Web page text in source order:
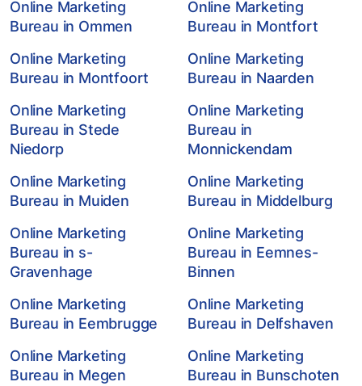
Online Marketing
Bureau in Ommen
Online Marketing
Bureau in Montfort
Online Marketing
Bureau in Montfoort
Online Marketing
Bureau in Naarden
Online Marketing
Bureau in Stede
Niedorp
Online Marketing
Bureau in
Monnickendam
Online Marketing
Bureau in Muiden
Online Marketing
Bureau in Middelburg
Online Marketing
Bureau in s-
Gravenhage
Online Marketing
Bureau in Eemnes-
Binnen
Online Marketing
Bureau in Eembrugge
Online Marketing
Bureau in Delfshaven
Online Marketing
Bureau in Megen
Online Marketing
Bureau in Bunschoten